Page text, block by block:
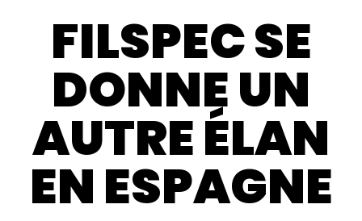
FILSPEC SE
DONNE UN
AUTRE ÉLAN
EN ESPAGNE